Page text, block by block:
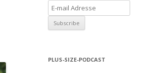
PLUS-SIZE-PODCAST